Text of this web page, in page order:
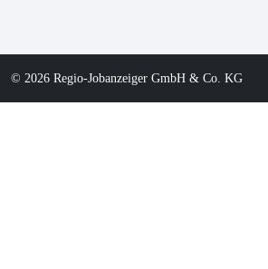
© 2026 Regio-Jobanzeiger GmbH & Co. KG